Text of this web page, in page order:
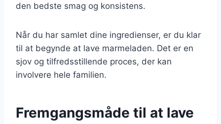
den bedste smag og konsistens.
Når du har samlet dine ingredienser, er du klar
til at begynde at lave marmeladen. Det er en
sjov og tilfredsstillende proces, der kan
involvere hele familien.
Fremgangsmåde til at lave